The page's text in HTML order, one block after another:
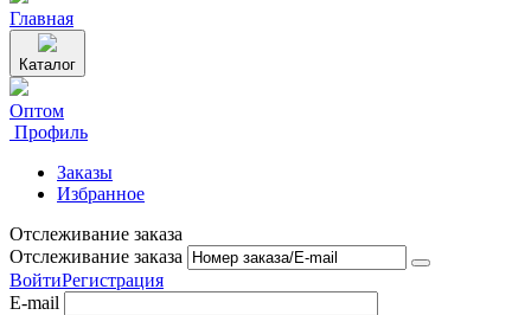
Главная
Каталог
Оптом
Профиль
Заказы
Избранное
Отслеживание заказа
Отслеживание заказа
ВойтиРегистрация
E-mail